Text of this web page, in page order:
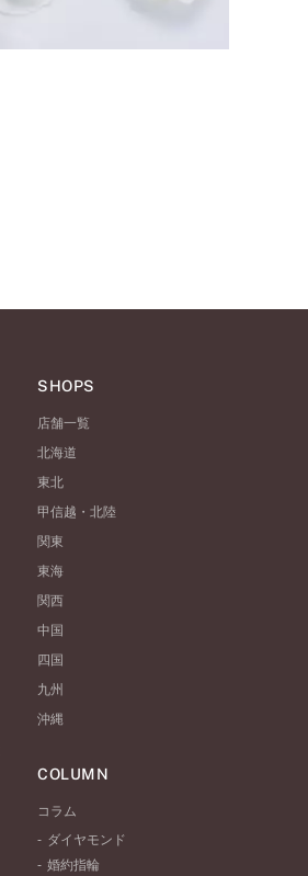
SHOPS
店舗一覧
北海道
東北
甲信越・北陸
関東
東海
関西
中国
四国
九州
沖縄
COLUMN
コラム
ダイヤモンド
婚約指輪